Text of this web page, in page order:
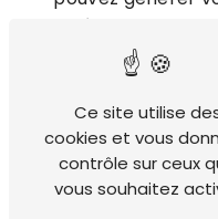
réduire votre
bénéficier
subventions pour
Notre expertise
Ce site utilise
cookies et vous
contrôle sur ceux
vous souhaitez